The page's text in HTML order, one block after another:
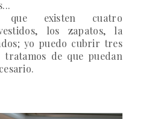
que existen cuatro
los zapatos, la
yo puedo cubrir tres
tratamos de que puedan